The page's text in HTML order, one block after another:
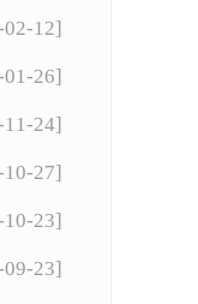
02-12]
01-26]
11-24]
10-27]
10-23]
09-23]